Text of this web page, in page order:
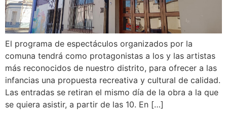
El programa de espectáculos organizados por la
comuna tendrá como protagonistas a los y las artistas
más reconocidos de nuestro distrito, para ofrecer a las
infancias una propuesta recreativa y cultural de calidad.
Las entradas se retiran el mismo día de la obra a la que
se quiera asistir, a partir de las 10. En […]